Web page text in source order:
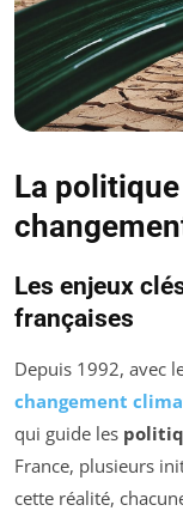
La
Les enjeux
françaises
Depuis 1992, avec
changement
qui guide les
France, plusieurs
cette réalité,